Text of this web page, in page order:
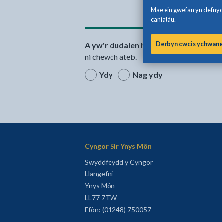
Mae ein gwefan yn
caniatáu.
Derbyn cwcis
A yw'r dudalen hon yn ddefnyddiol?
ni chewch ateb.
Ydy
Nag ydy
Cyngor Sir Ynys Môn
Swyddfeydd y Cyngor
Llangefni
Ynys Môn
LL77 7TW
Ffôn: (01248) 750057